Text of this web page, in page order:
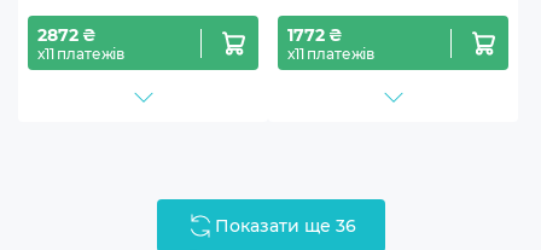
2872 ₴
х11 платежів
1772 ₴
х11 платежів
Показати ще 36